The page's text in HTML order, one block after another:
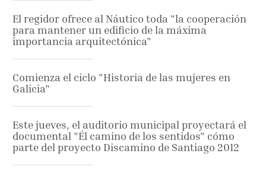
El regidor ofrece al Náutico toda "la cooperación
para mantener un edificio de la máxima
importancia arquitectónica"
Comienza el ciclo "Historia de las mujeres en
Galicia"
Este jueves, el auditorio municipal proyectará el
documental "Él camino de los sentidos" cómo
parte del proyecto Discamino de Santiago 2012